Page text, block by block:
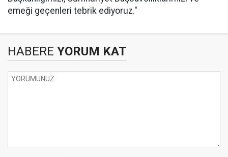
emeği geçenleri tebrik ediyoruz."
HABERE YORUM KAT